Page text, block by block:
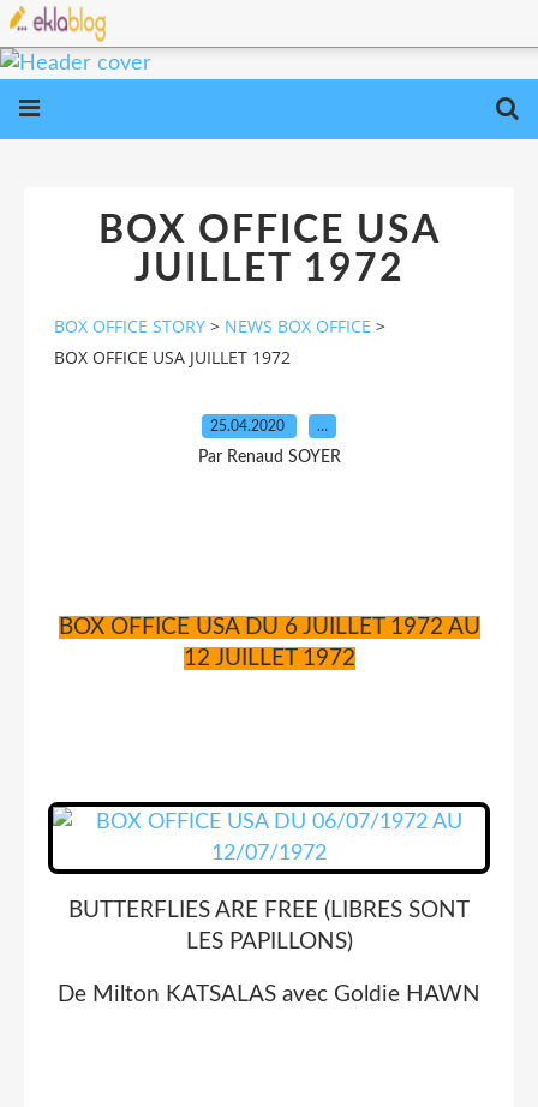
BOX OFFICE USA
JUILLET 1972
BOX OFFICE STORY > NEWS BOX OFFICE >
BOX OFFICE USA JUILLET 1972
25.04.2020 …
Par Renaud SOYER
BOX OFFICE USA DU 6 JUILLET 1972 AU
12 JUILLET 1972
BUTTERFLIES ARE FREE (LIBRES SONT
LES PAPILLONS)
De Milton KATSALAS avec Goldie HAWN